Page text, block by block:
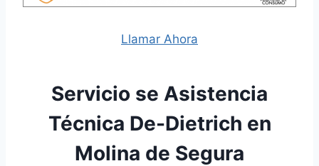
Llamar Ahora
Servicio se Asistencia
Técnica De-Dietrich en
Molina de Segura